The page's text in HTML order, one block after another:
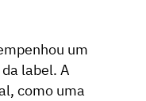
um
label. A
como uma